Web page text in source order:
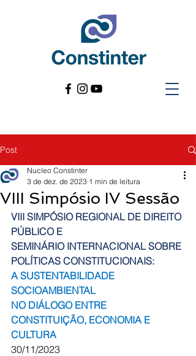
Post
VIII Simpósio IV Sessão
Nucleo Constinter
3 de dez. de 2023 1 min de leitura
VIII SIMPÓSIO REGIONAL DE DIREITO
PÚBLICO E
SEMINÁRIO INTERNACIONAL SOBRE
POLÍTICAS CONSTITUCIONAIS:
A SUSTENTABILIDADE
SOCIOAMBIENTAL
NO DIÁLOGO ENTRE
CONSTITUIÇÃO, ECONOMIA E
CULTURA
30/11/2023